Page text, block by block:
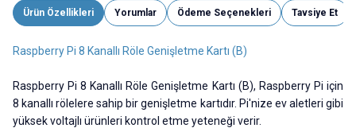
Ürün Özellikleri Yorumlar Ödeme Seçenekleri Tavsiye Et
Raspberry Pi 8 Kanallı Röle Genişletme Kartı (B)
Raspberry Pi 8 Kanallı Röle Genişletme Kartı (B), Raspberry Pi için
8 kanallı rölelere sahip bir genişletme kartıdır. Pi'nize ev aletleri gibi
yüksek voltajlı ürünleri kontrol etme yeteneği verir.